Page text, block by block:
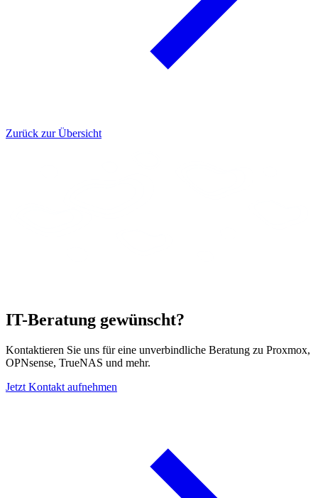
Zurück zur Übersicht
IT-Beratung gewünscht?
Kontaktieren Sie uns für eine unverbindliche Beratung zu Proxmox,
OPNsense, TrueNAS und mehr.
Jetzt Kontakt aufnehmen